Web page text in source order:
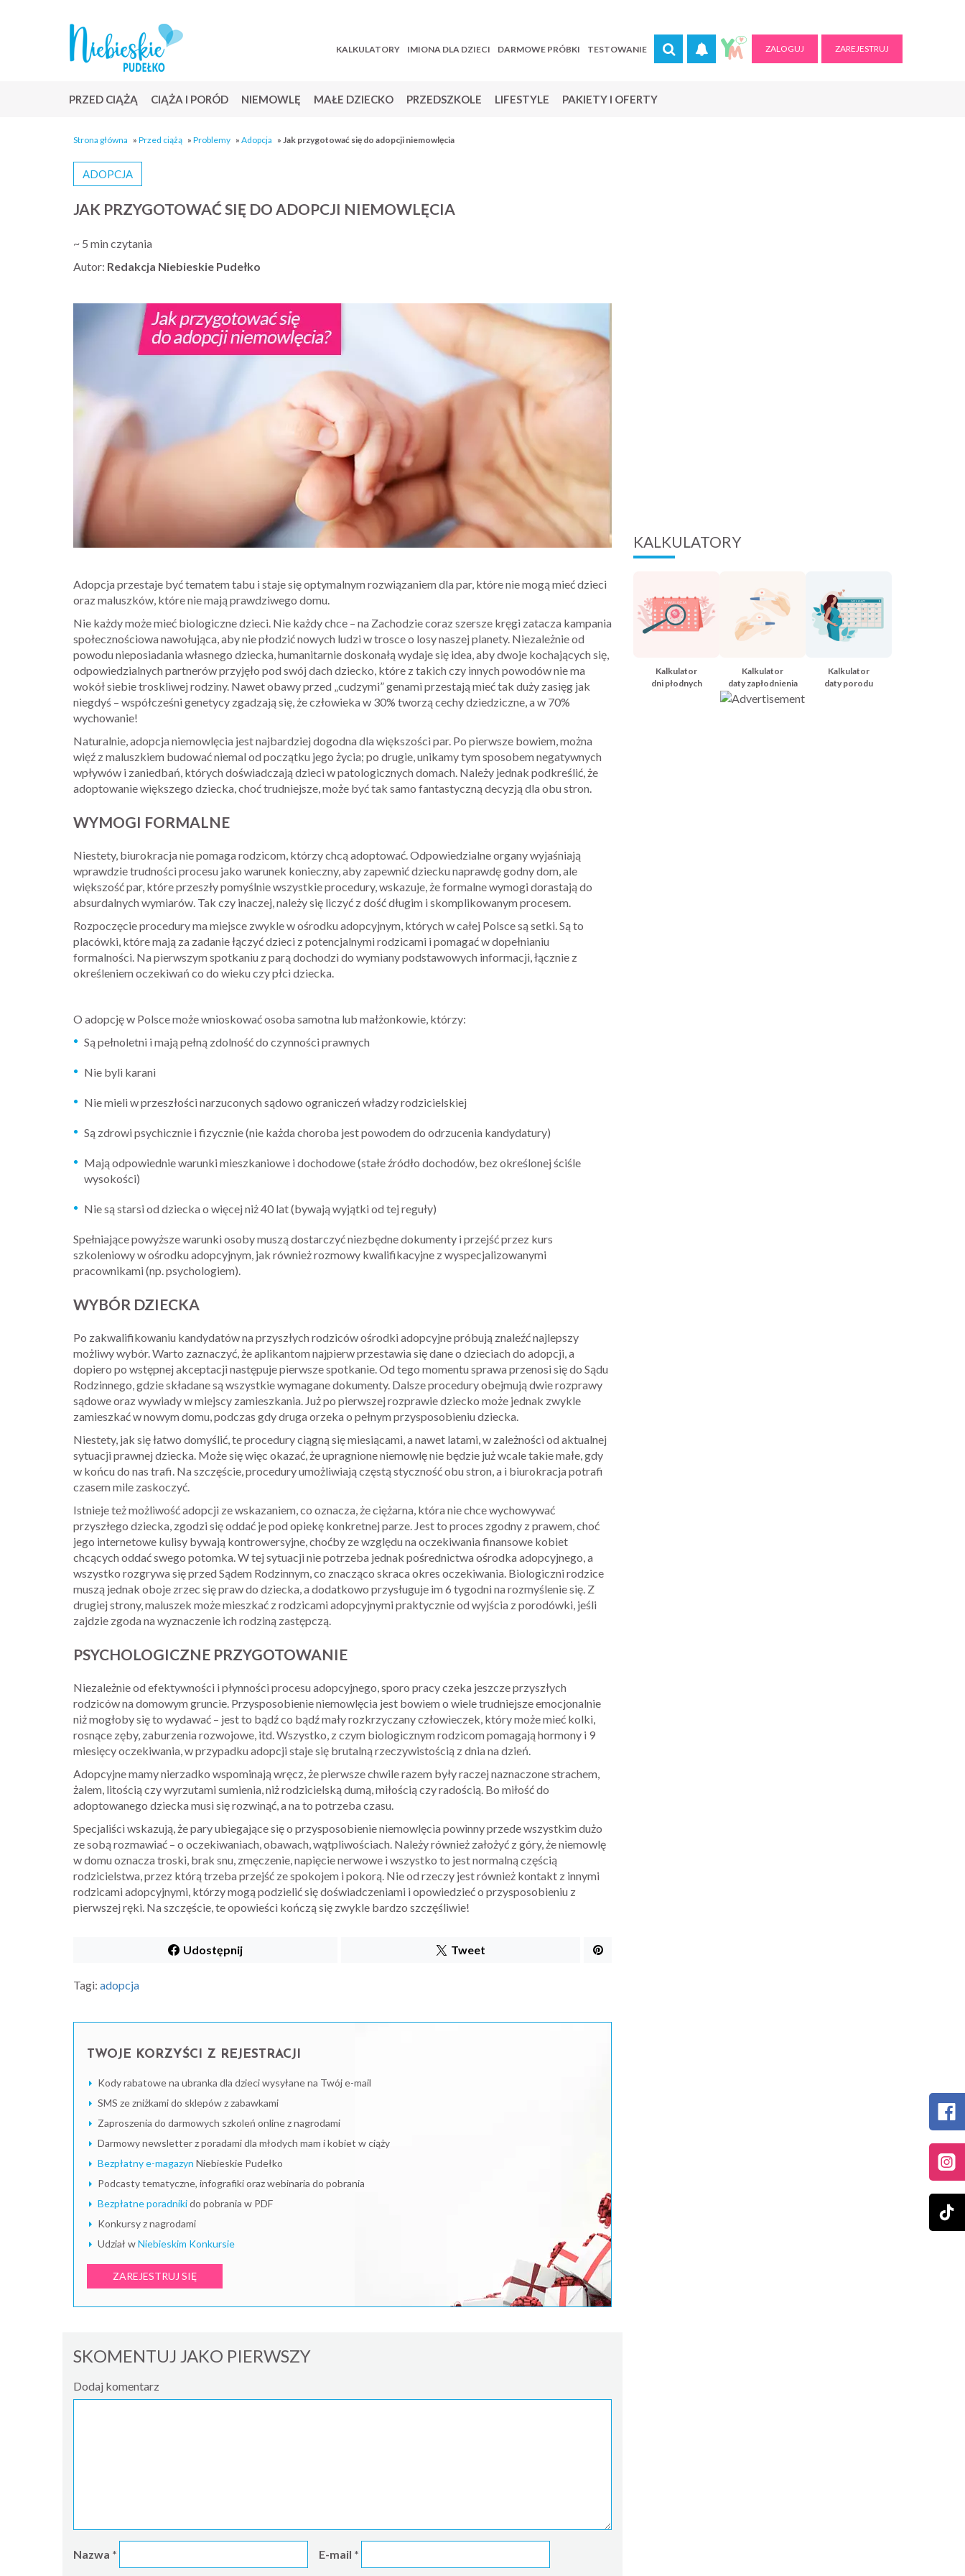
KALKULATORY IMIONA DLA DZIECI DARMOWE PRÓBKI TESTOWANIE ZALOGUJ ZAREJESTRUJ
PRZED CIĄŻĄ CIĄŻA I PORÓD NIEMOWLĘ MAŁE DZIECKO PRZEDSZKOLE LIFESTYLE PAKIETY I OFERTY
Strona główna » Przed ciążą » Problemy » Adopcja » Jak przygotować się do adopcji niemowlęcia
JAK PRZYGOTOWAĆ SIĘ DO ADOPCJI NIEMOWLĘCIA
ADOPCJA
~ 5 min czytania
Autor: Redakcja Niebieskie Pudełko
Adopcja przestaje być tematem tabu i staje się optymalnym rozwiązaniem dla par, które nie mogą mieć dzieci
oraz maluszków, które nie mają prawdziwego domu.
Nie każdy może mieć biologiczne dzieci. Nie każdy chce – na Zachodzie coraz szersze kręgi zatacza kampania
społecznościowa nawołująca, aby nie płodzić nowych ludzi w trosce o losy naszej planety. Niezależnie od
powodu nieposiadania własnego dziecka, humanitarnie doskonałą wydaje się idea, aby dwoje kochających się,
odpowiedzialnych partnerów przyjęło pod swój dach dziecko, które z takich czy innych powodów nie ma
wokół siebie troskliwej rodziny. Nawet obawy przed „cudzymi” genami przestają mieć tak duży zasięg jak
niegdyś – współcześni genetycy zgadzają się, że człowieka w 30% tworzą cechy dziedziczne, a w 70%
wychowanie!
Naturalnie, adopcja niemowlęcia jest najbardziej dogodna dla większości par. Po pierwsze bowiem, można
więź z maluszkiem budować niemal od początku jego życia; po drugie, unikamy tym sposobem negatywnych
wpływów i zaniedbań, których doświadczają dzieci w patologicznych domach. Należy jednak podkreślić, że
adoptowanie większego dziecka, choć trudniejsze, może być tak samo fantastyczną decyzją dla obu stron.
WYMOGI FORMALNE
Niestety, biurokracja nie pomaga rodzicom, którzy chcą adoptować. Odpowiedzialne organy wyjaśniają
wprawdzie trudności procesu jako warunek konieczny, aby zapewnić dziecku naprawdę godny dom, ale
większość par, które przeszły pomyślnie wszystkie procedury, wskazuje, że formalne wymogi dorastają do
absurdalnych wymiarów. Tak czy inaczej, należy się liczyć z dość długim i skomplikowanym procesem.
Rozpoczęcie procedury ma miejsce zwykle w ośrodku adopcyjnym, których w całej Polsce są setki. Są to
placówki, które mają za zadanie łączyć dzieci z potencjalnymi rodzicami i pomagać w dopełnianiu
formalności. Na pierwszym spotkaniu z parą dochodzi do wymiany podstawowych informacji, łącznie z
określeniem oczekiwań co do wieku czy płci dziecka.
O adopcję w Polsce może wnioskować osoba samotna lub małżonkowie, którzy:
Są pełnoletni i mają pełną zdolność do czynności prawnych
Nie byli karani
Nie mieli w przeszłości narzuconych sądowo ograniczeń władzy rodzicielskiej
Są zdrowi psychicznie i fizycznie (nie każda choroba jest powodem do odrzucenia kandydatury)
Mają odpowiednie warunki mieszkaniowe i dochodowe (stałe źródło dochodów, bez określonej ściśle
wysokości)
Nie są starsi od dziecka o więcej niż 40 lat (bywają wyjątki od tej reguły)
Spełniające powyższe warunki osoby muszą dostarczyć niezbędne dokumenty i przejść przez kurs
szkoleniowy w ośrodku adopcyjnym, jak również rozmowy kwalifikacyjne z wyspecjalizowanymi
pracownikami (np. psychologiem).
WYBÓR DZIECKA
Po zakwalifikowaniu kandydatów na przyszłych rodziców ośrodki adopcyjne próbują znaleźć najlepszy
możliwy wybór. Warto zaznaczyć, że aplikantom najpierw przestawia się dane o dzieciach do adopcji, a
dopiero po wstępnej akceptacji następuje pierwsze spotkanie. Od tego momentu sprawa przenosi się do Sądu
Rodzinnego, gdzie składane są wszystkie wymagane dokumenty. Dalsze procedury obejmują dwie rozprawy
sądowe oraz wywiady w miejscy zamieszkania. Już po pierwszej rozprawie dziecko może jednak zwykle
zamieszkać w nowym domu, podczas gdy druga orzeka o pełnym przysposobieniu dziecka.
Niestety, jak się łatwo domyślić, te procedury ciągną się miesiącami, a nawet latami, w zależności od aktualnej
sytuacji prawnej dziecka. Może się więc okazać, że upragnione niemowlę nie będzie już wcale takie małe, gdy
w końcu do nas trafi. Na szczęście, procedury umożliwiają częstą styczność obu stron, a i biurokracja potrafi
czasem mile zaskoczyć.
Istnieje też możliwość adopcji ze wskazaniem, co oznacza, że ciężarna, która nie chce wychowywać
przyszłego dziecka, zgodzi się oddać je pod opiekę konkretnej parze. Jest to proces zgodny z prawem, choć
jego internetowe kulisy bywają kontrowersyjne, choćby ze względu na oczekiwania finansowe kobiet
chcących oddać swego potomka. W tej sytuacji nie potrzeba jednak pośrednictwa ośrodka adopcyjnego, a
wszystko rozgrywa się przed Sądem Rodzinnym, co znacząco skraca okres oczekiwania. Biologiczni rodzice
muszą jednak oboje zrzec się praw do dziecka, a dodatkowo przysługuje im 6 tygodni na rozmyślenie się. Z
drugiej strony, maluszek może mieszkać z rodzicami adopcyjnymi praktycznie od wyjścia z porodówki, jeśli
zajdzie zgoda na wyznaczenie ich rodziną zastępczą.
PSYCHOLOGICZNE PRZYGOTOWANIE
Niezależnie od efektywności i płynności procesu adopcyjnego, sporo pracy czeka jeszcze przyszłych
rodziców na domowym gruncie. Przysposobienie niemowlęcia jest bowiem o wiele trudniejsze emocjonalnie
niż mogłoby się to wydawać – jest to bądź co bądź mały rozkrzyczany człowieczek, który może mieć kolki,
rosnące zęby, zaburzenia rozwojowe, itd. Wszystko, z czym biologicznym rodzicom pomagają hormony i 9
miesięcy oczekiwania, w przypadku adopcji staje się brutalną rzeczywistością z dnia na dzień.
Adopcyjne mamy nierzadko wspominają wręcz, że pierwsze chwile razem były raczej naznaczone strachem,
żalem, litością czy wyrzutami sumienia, niż rodzicielską dumą, miłością czy radością. Bo miłość do
adoptowanego dziecka musi się rozwinąć, a na to potrzeba czasu.
Specjaliści wskazują, że pary ubiegające się o przysposobienie niemowlęcia powinny przede wszystkim dużo
ze sobą rozmawiać – o oczekiwaniach, obawach, wątpliwościach. Należy również założyć z góry, że niemowlę
w domu oznacza troski, brak snu, zmęczenie, napięcie nerwowe i wszystko to jest normalną częścią
rodzicielstwa, przez którą trzeba przejść ze spokojem i pokorą. Nie od rzeczy jest również kontakt z innymi
rodzicami adopcyjnymi, którzy mogą podzielić się doświadczeniami i opowiedzieć o przysposobieniu z
pierwszej ręki. Na szczęście, te opowieści kończą się zwykle bardzo szczęśliwie!
Udostępnij Tweet
Tagi: adopcja
TWOJE KORZYŚCI Z REJESTRACJI
Kody rabatowe na ubranka dla dzieci wysyłane na Twój e-mail
SMS ze zniżkami do sklepów z zabawkami
Zaproszenia do darmowych szkoleń online z nagrodami
Darmowy newsletter z poradami dla młodych mam i kobiet w ciąży
Bezpłatny e-magazyn Niebieskie Pudełko
Podcasty tematyczne, infografiki oraz webinaria do pobrania
Bezpłatne poradnikido pobrania w PDF
Konkursy z nagrodami
Udział wNiebieskim Konkursie
ZAREJESTRUJ SIĘ
SKOMENTUJ JAKO PIERWSZY
Dodaj komentarz
Nazwa * E-mail *
KALKULATORY
Kalkulator
dni płodnych
Kalkulator
daty zapłodnienia
Kalkulator
daty porodu